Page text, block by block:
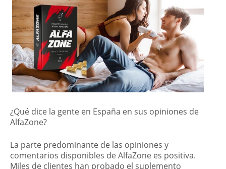
¿Qué dice la gente en España en sus opiniones de
AlfaZone?
La parte predominante de las opiniones y
comentarios disponibles de AlfaZone es positiva.
Miles de clientes han probado el suplemento